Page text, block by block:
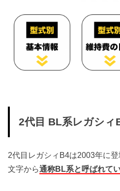
2代目 BL系レガシィ
2代目レガシィB4は2003年に
文字から通称BL系と呼ばれてい